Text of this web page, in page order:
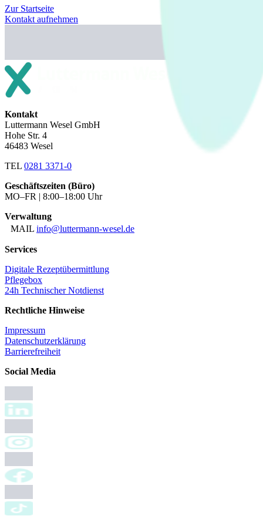
Zur Startseite
Kontakt aufnehmen
Kontakt
Luttermann Wesel GmbH
Hohe Str. 4
46483 Wesel
TEL 0281 3371-0
Geschäftszeiten (Büro)
MO–FR | 8:00–18:00 Uhr
Verwaltung
MAIL info@luttermann-wesel.de
Services
Digitale Rezeptübermittlung
Pflegebox
24h Technischer Notdienst
Rechtliche Hinweise
Impressum
Datenschutzerklärung
Barrierefreiheit
Social Media